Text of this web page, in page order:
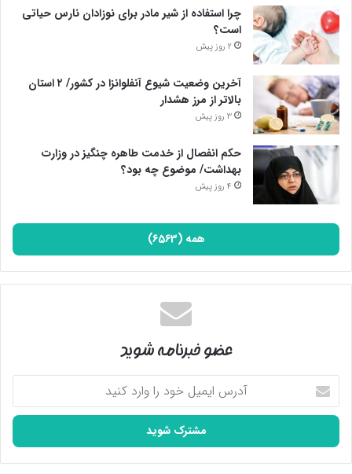
چرا استفاده از شیر مادر برای نوزادان نارس حیاتی
است؟
2 روز پیش
آخرین وضعیت شیوع آنفلوانزا در کشور/ ۲ استان
بالاتر از مرز هشدار
3 روز پیش
حکم انفصال از خدمت طاهره چنگیز در وزارت
بهداشت/ موضوع چه بود؟
4 روز پیش
همه (6563)
عضو خبرنامه شوید
آدرس
ایمیل
خود
وارد
کنید